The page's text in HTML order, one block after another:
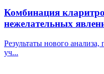
Комбинация
нежелательных
Результаты нового
уч...